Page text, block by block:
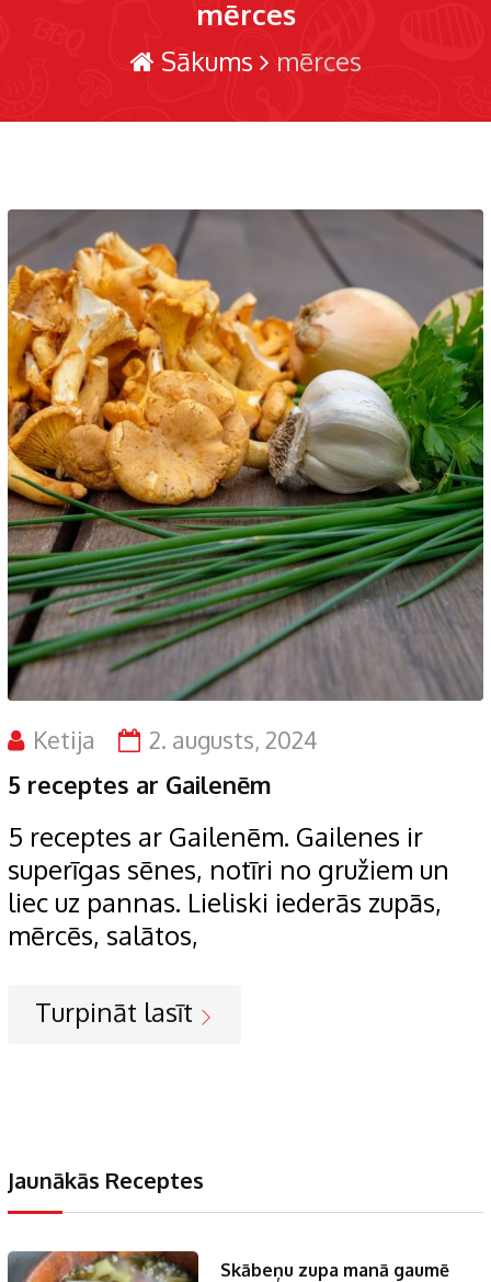
mērces
Sākums mērces
Ketija 2. augusts, 2024
5 receptes ar Gailenēm
5 receptes ar Gailenēm. Gailenes ir
superīgas sēnes, notīri no gružiem un
liec uz pannas. Lieliski iederās zupās,
mērcēs, salātos,
Turpināt lasīt
Jaunākās Receptes
Skābeņu zupa manā gaumē